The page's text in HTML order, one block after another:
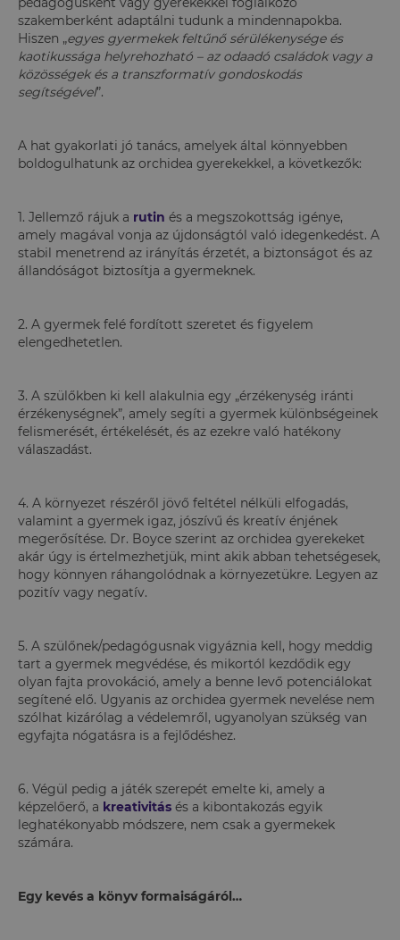
szakemberként adaptálni tudunk a mindennapokba.
Hiszen „egyes gyermekek feltűnő sérülékenysége és
kaotikussága helyrehozható – az odaadó családok vagy a
közösségek és a transzformatív gondoskodás
segítségével”.
A hat gyakorlati jó tanács, amelyek által könnyebben
boldogulhatunk az orchidea gyerekekkel, a következők:
1. Jellemző rájuk a rutin és a megszokottság igénye,
amely magával vonja az újdonságtól való idegenkedést. A
stabil menetrend az irányítás érzetét, a biztonságot és az
állandóságot biztosítja a gyermeknek.
2. A gyermek felé fordított szeretet és figyelem
elengedhetetlen.
3. A szülőkben ki kell alakulnia egy „érzékenység iránti
érzékenységnek”, amely segíti a gyermek különbségeinek
felismerését, értékelését, és az ezekre való hatékony
válaszadást.
4. A környezet részéről jövő feltétel nélküli elfogadás,
valamint a gyermek igaz, jószívű és kreatív énjének
megerősítése. Dr. Boyce szerint az orchidea gyerekeket
akár úgy is értelmezhetjük, mint akik abban tehetségesek,
hogy könnyen ráhangolódnak a környezetükre. Legyen az
pozitív vagy negatív.
5. A szülőnek/pedagógusnak vigyáznia kell, hogy meddig
tart a gyermek megvédése, és mikortól kezdődik egy
olyan fajta provokáció, amely a benne levő potenciálokat
segítené elő. Ugyanis az orchidea gyermek nevelése nem
szólhat kizárólag a védelemről, ugyanolyan szükség van
egyfajta nógatásra is a fejlődéshez.
6. Végül pedig a játék szerepét emelte ki, amely a
képzelőerő, a kreativitás és a kibontakozás egyik
leghatékonyabb módszere, nem csak a gyermekek
számára.
Egy kevés a könyv formaiságáról…